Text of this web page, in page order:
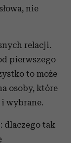
nie
relacji.
pierwszego
to może
osoby, które
i wybrane.
dlaczego tak